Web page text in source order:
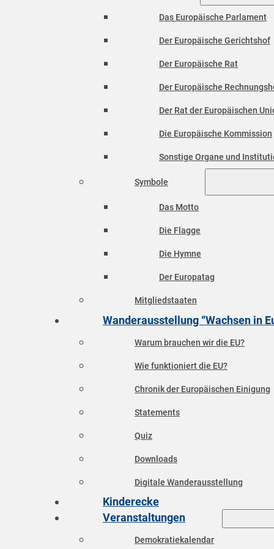
Das Europäische Parlament
Der Europäische Gerichtshof
Der Europäische Rat
Der Europäische
Der Rat der Europäischen
Die Europäische Kommission
Sonstige Organe und
Symbole
Das Motto
Die Flagge
Die Hymne
Der Europatag
Mitgliedstaaten
Wanderausstellung “Wachsen in
Warum brauchen wir die EU?
Wie funktioniert die EU?
Chronik der Europäischen Einigung
Statements
Quiz
Downloads
Digitale Wanderausstellung
Kinderecke
Veranstaltungen
Demokratiekalendar